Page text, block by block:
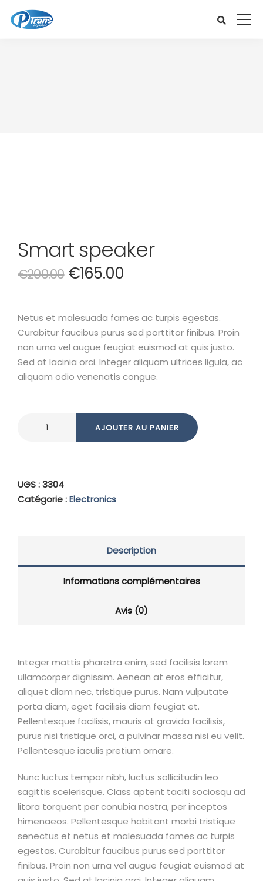
Smart speaker
€200.00 €165.00
Netus et malesuada fames ac turpis egestas.
Curabitur faucibus purus sed porttitor finibus. Proin
non urna vel augue feugiat euismod at quis justo.
Sed at lacinia orci. Integer aliquam ultrices ligula, ac
aliquam odio venenatis congue.
AJOUTER AU PANIER
UGS :3304
Catégorie :Electronics
Description
Informations complémentaires
Avis (0)
Integer mattis pharetra enim, sed facilisis lorem
ullamcorper dignissim. Aenean at eros efficitur,
aliquet diam nec, tristique purus. Nam vulputate
porta diam, eget facilisis diam feugiat et.
Pellentesque facilisis, mauris at gravida facilisis,
purus nisi tristique orci, a pulvinar massa nisi eu velit.
Pellentesque iaculis pretium ornare.
Nunc luctus tempor nibh, luctus sollicitudin leo
sagittis scelerisque. Class aptent taciti sociosqu ad
litora torquent per conubia nostra, per inceptos
himenaeos. Pellentesque habitant morbi tristique
senectus et netus et malesuada fames ac turpis
egestas. Curabitur faucibus purus sed porttitor
finibus. Proin non urna vel augue feugiat euismod at